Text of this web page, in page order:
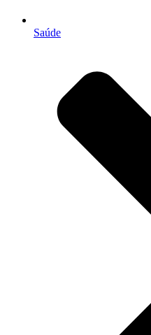
Saúde